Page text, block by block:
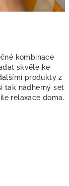
kombinace
skvěle ke
produkty z
tak nádherný set
relaxace doma.